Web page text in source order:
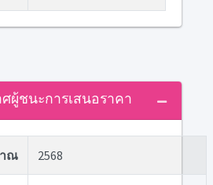
ศผู้ชนะการเสนอราคา
ณ 2568